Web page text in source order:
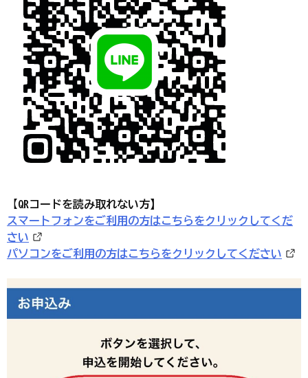
【QRコードを読み取れない方】
スマートフォンをご利用の方はこちらをクリックしてくだ
さい
パソコンをご利用の方はこちらをクリックしてください